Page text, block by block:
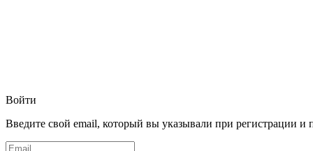
Войти
Введите свой email, который вы указывали при регистрации и